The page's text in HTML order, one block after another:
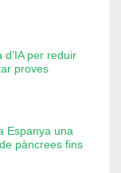
per reduir
proves
Espanya una
pàncrees fins